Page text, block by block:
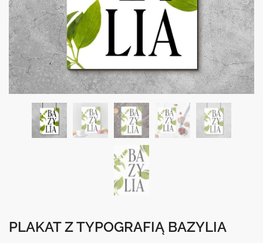
PLAKAT Z TYPOGRAFIĄ BAZYLIA